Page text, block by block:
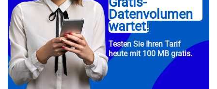
Datenvolumen
wartet!
Testen Sie Ihren Tarif
heute mit 100 MB gratis.